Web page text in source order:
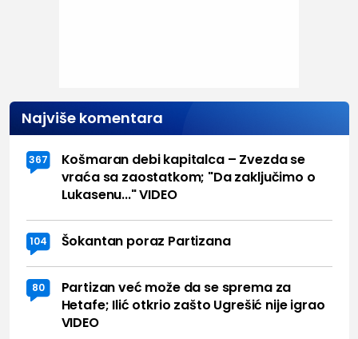
Najviše komentara
367
Košmaran debi kapitalca – Zvezda se
vraća sa zaostatkom; "Da zaključimo o
Lukasenu..." VIDEO
104 Šokantan poraz Partizana
80
Partizan već može da se sprema za
Hetafe; Ilić otkrio zašto Ugrešić nije igrao
VIDEO